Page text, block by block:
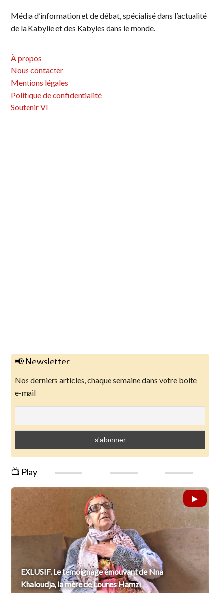
Média d’information et de débat, spécialisé dans l’actualité
de la Kabylie et des Kabyles dans le monde.
À propos
Nous contacter
Mentions légales
Politique de confidentialité
Soutenir VI
📢 Newsletter
Nos derniers articles, chaque semaine dans votre boite
e-mail
📺 Play
EXLUSIF. Le témoignage émouvant de Nna
Khaloudja, la mère de Lounes Hamzi